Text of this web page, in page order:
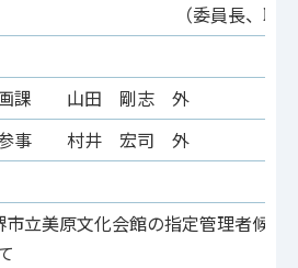
（委員長、職
画課 山田 剛志 外
参事 村井 宏司 外
市立美原文化会館の指定管理者候